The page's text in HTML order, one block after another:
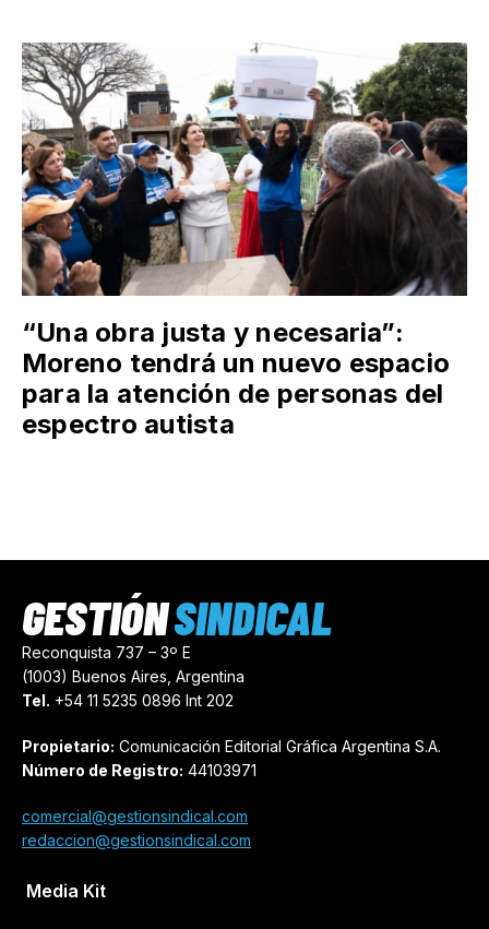
“Una obra justa y necesaria”:
Moreno tendrá un nuevo espacio
para la atención de personas del
espectro autista
Reconquista 737 – 3º E
(1003) Buenos Aires, Argentina
Tel. +54 11 5235 0896 Int 202
Propietario: Comunicación Editorial Gráfica Argentina S.A.
Número de Registro: 44103971
comercial@gestionsindical.com
redaccion@gestionsindical.com
Media Kit
GESTIÓNSINDICAL